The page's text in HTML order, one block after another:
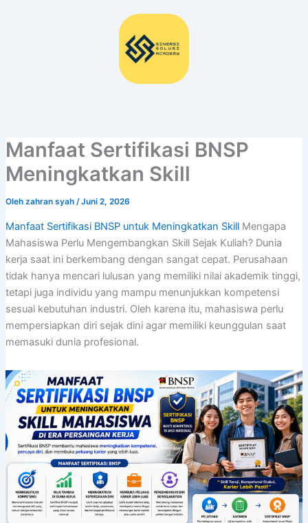
Manfaat Sertifikasi BNSP
Meningkatkan Skill
Oleh zahran syah /Juni 2, 2026
Manfaat Sertifikasi BNSP untuk Meningkatkan SkillMengapa
Mahasiswa Perlu Mengembangkan Skill Sejak Kuliah? Dunia
kerja saat ini berkembang dengan sangat cepat. Perusahaan
tidak hanya mencari lulusan yang memiliki nilai akademik tinggi,
tetapi juga individu yang mampu menunjukkan kompetensi
sesuai kebutuhan industri. Oleh karena itu, mahasiswa perlu
mempersiapkan diri sejak dini agar memiliki keunggulan saat
memasuki dunia profesional.